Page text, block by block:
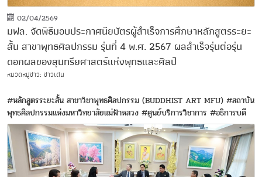
02/04/2569
มฟล. จัดพิธีมอบประกาศนียบัตรผู้สำเร็จการศึกษาหลักสูตรระยะ
สั้น สาขาพุทธศิลปกรรม รุ่นที่ 4 พ.ศ. 2567 ผลสำเร็จรุ่นต่อรุ่น
ดอกผลของสุนทรียศาสตร์แห่งพุทธและศิลป์
หมวดหมู่ข่าว: ข่าวเด่น
#หลักสูตรระยะสั้น สาขาวิชาพุทธศิลปกรรม (BUDDHIST ART MFU) #สถาบัน
พุทธศิลปกรรมแห่งมหาวิทยาลัยแม่ฟ้าหลวง #ศูนย์บริการวิชาการ #อธิการบดี